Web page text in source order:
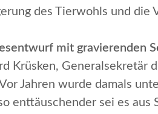
des Tierwohls und die
mit gravierenden
Krüsken, Generalsekretär
Jahren wurde damals
enttäuschender sei es